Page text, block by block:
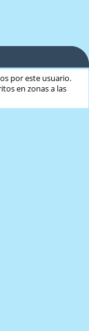
por este usuario.
en zonas a las